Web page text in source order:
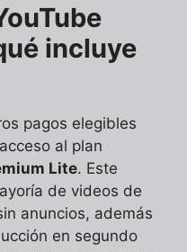
incluye
pagos elegibles
al plan
Lite. Este
de videos de
anuncios, además
en segundo